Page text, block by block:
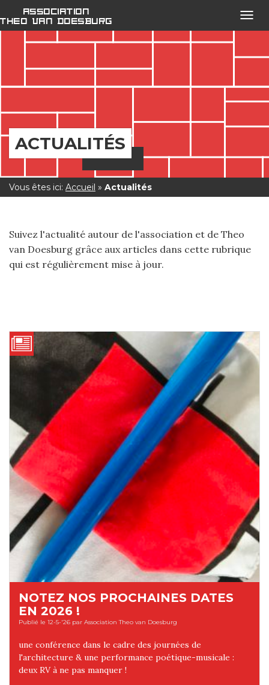
le
Association
Theo van Doesburg
ACTUALITÉS
Vous êtes ici: Accueil » Actualités
Suivez l'actualité autour de l'association et de Theo
van Doesburg grâce aux articles dans cette rubrique
qui est régulièrement mise à jour.
NOTEZ NOS PROCHAINES DATES
EN 2026 !
Publié le 12-5-'26 par Association Theo van Doesburg
une conférence dans le cadre des journées de
l'architecture & une performance poétique-musicale :
deux RV à ne pas manquer !